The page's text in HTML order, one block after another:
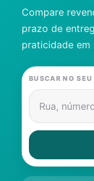
Gás
Contatos
Compare
prazo de
praticidade em
BUSCAR NO SEU
Rua,